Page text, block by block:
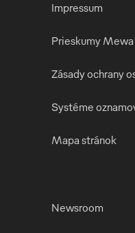
Impressum
Prieskumy
Zásady ochrany
Systéme
Mapa stránok
Newsroom